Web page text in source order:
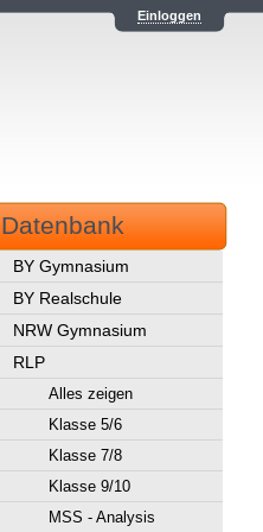
Einloggen
Datenbank
BY Gymnasium
BY Realschule
NRW Gymnasium
RLP
Alles zeigen
Klasse 5/6
Klasse 7/8
Klasse 9/10
MSS - Analysis